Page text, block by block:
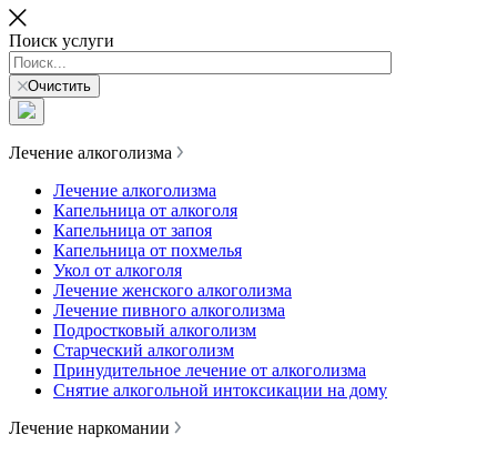
Поиск услуги
Очистить
Лечение алкоголизма
Лечение алкоголизма
Капельница от алкоголя
Капельница от запоя
Капельница от похмелья
Укол от алкоголя
Лечение женского алкоголизма
Лечение пивного алкоголизма
Подростковый алкоголизм
Старческий алкоголизм
Принудительное лечение от алкоголизма
Снятие алкогольной интоксикации на дому
Лечение наркомании